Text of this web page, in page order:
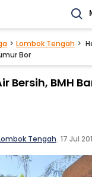
Lombok Tengah
Bor
Bersih, BMH
Tengah. 17 Jul